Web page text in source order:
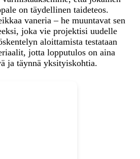
on täydellinen taideteos.
vaneria – he muuntavat sen
joka vie projektisi uudelle
aloittamista testataan
jotta lopputulos on aina
ja täynnä yksityiskohtia.